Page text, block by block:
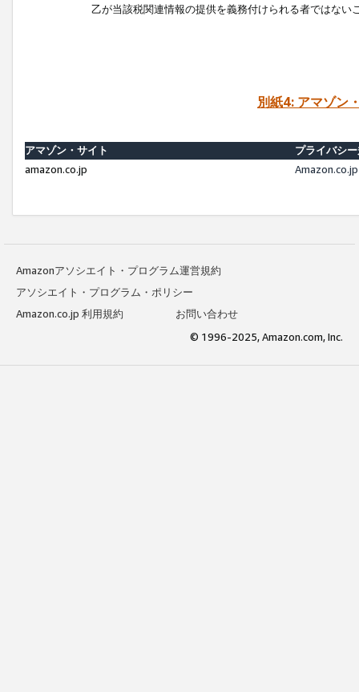
乙が当該税関連情報の提供を義務付けられる者ではな
別紙4: アマゾン
アマゾン・サイト
プライバシ
amazon.co.jp
Amazonアソシエイト・プログラム運営規約
アソシエイト・プログラム・ポリシー
Amazon.co.jp 利用規約
お問い合わせ
© 1996-2025, Amazon.com, Inc.